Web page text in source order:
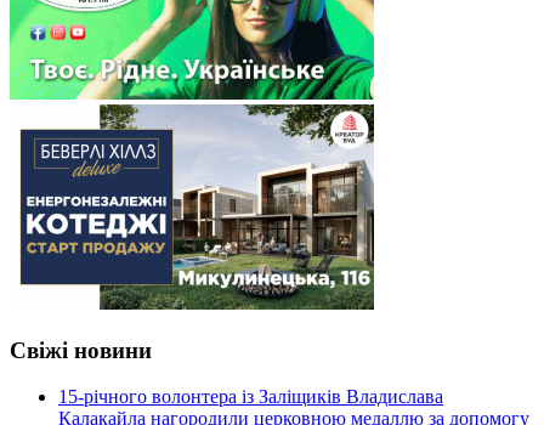
Свіжі новини
15-річного волонтера із Заліщиків Владислава
Калакайла нагородили церковною медаллю за допомогу